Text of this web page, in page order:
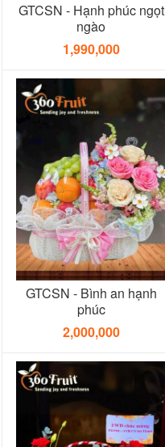
GTCSN - Hạnh phúc ngọt
ngào
1,990,000
GTCSN - Bình an hạnh
phúc
2,000,000